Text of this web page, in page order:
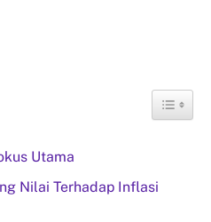
Utama
Nilai Terhadap Inflasi